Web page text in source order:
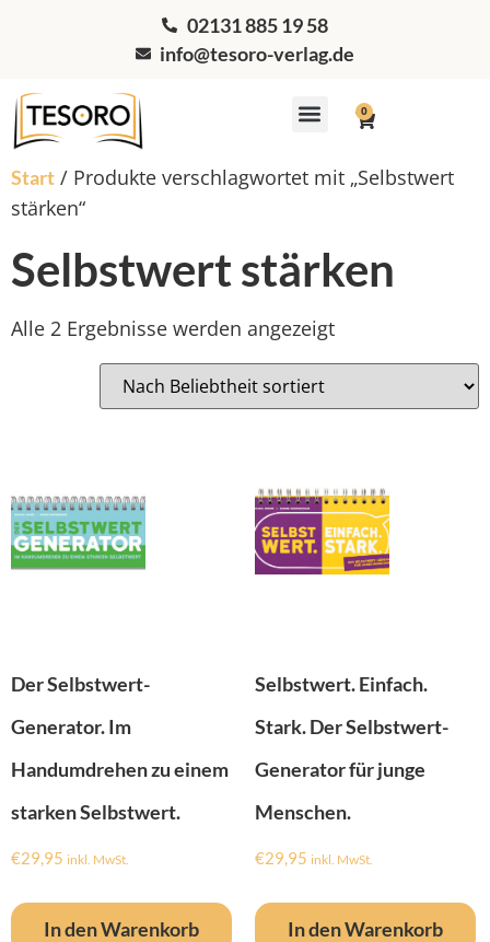
02131 885 19 58
info@tesoro-verlag.de
0
Start / Produkte verschlagwortet mit „Selbstwert
stärken“
Selbstwert stärken
Alle 2 Ergebnisse werden angezeigt
Der Selbstwert-
Generator. Im
Handumdrehen zu einem
starken Selbstwert.
€29,95 inkl. MwSt.
In den Warenkorb
Selbstwert. Einfach.
Stark. Der Selbstwert-
Generator für junge
Menschen.
€29,95 inkl. MwSt.
In den Warenkorb